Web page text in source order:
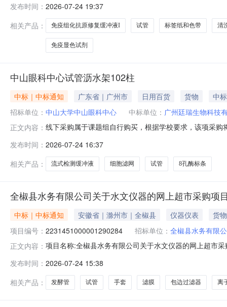
150,000.001详见商务要求详见商务要求1-2清洗液详见
和技术要求
发布时间： 2026-07-24 19:37
相关产品：
免疫组化抗原修复缓冲液I 试管 标签纸和色带 清
免疫显色试剂
中山眼科中心试管沥水架102柱
中标｜中标通知 广东省｜广州市 日用百货 货物
中
招标单位： 中山大学中山眼科中心 中标单位： 广州廷瑞生物科技
正文内容： 线下采购属于课题组自行购买，根据学校要求，该项采
廷瑞生物科技有限公司8孔酶标条,高结合力322218孔
发布时间： 2026-07-24 16:37
相关产品：
流式检测缓冲液 细胞滤网 试管 8孔酶标条
全椒县水务有限公司关于水文仪器的网上超市采购项
中标｜中标通知 安徽省｜滁州市｜全椒县 仪器仪表
货物
项目编号： 2231451000001290284 招标单位： 全椒县水务有限
正文内容： 项目名称:全椒县水务有限公司关于水文仪器的网上超市
位地址:/三、成交信息交易方式:直接采购成交日期:2026
发布时间： 2026-07-24 15:38
相关产品：
发酵管 试管 手套 滤膜 包边过滤器 离